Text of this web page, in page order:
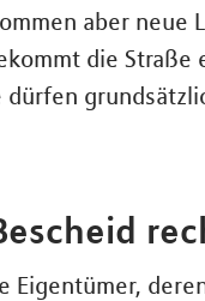
aber
die Straße
Eigentümer,